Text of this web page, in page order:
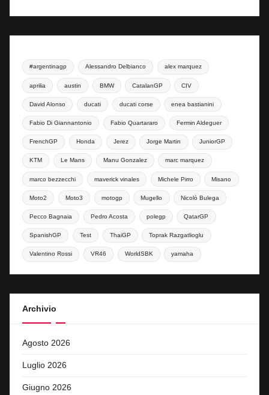
#argentinagp Alessandro Delbianco alex marquez
aprilia austin BMW CatalanGP CIV
David Alonso ducati ducati corse enea bastianini
Fabio Di Giannantonio Fabio Quartararo Fermin Aldeguer
FrenchGP Honda Jerez Jorge Martin JuniorGP
KTM Le Mans Manu Gonzalez marc marquez
marco bezzecchi maverick vinales Michele Pirro Misano
Moto2 Moto3 motogp Mugello Nicolò Bulega
Pecco Bagnaia Pedro Acosta polegp QatarGP
SpanishGP Test ThaiGP Toprak Razgatlioglu
Valentino Rossi VR46 WorldSBK yamaha
Archivio
Agosto 2026
Luglio 2026
Giugno 2026